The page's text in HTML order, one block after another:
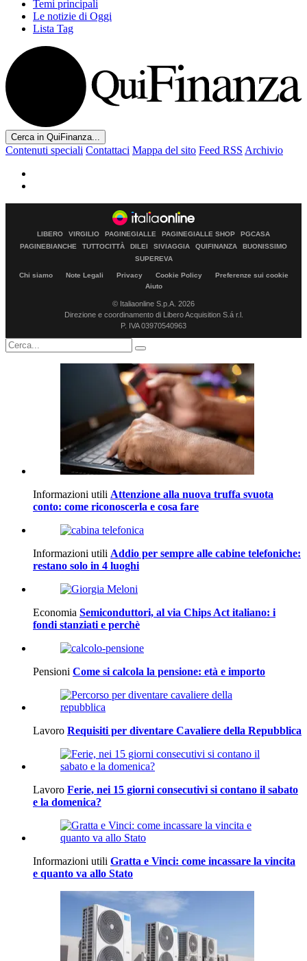
Temi principali
Le notizie di Oggi
Lista Tag
Cerca in QuiFinanza...
Contenuti speciali Contattaci Mappa del sito Feed RSS Archivio
LIBERO VIRGILIO PAGINEGIALLE PAGINEGIALLE SHOP
PGCASA
PAGINEBIANCHE
TUTTOCITTÀ DILEI SIVIAGGIA QUIFINANZA
BUONISSIMO
SUPEREVA
Chi siamo Note Legali Privacy Cookie Policy
Preferenze sui cookie
Aiuto
© Italiaonline S.p.A. 2026
Direzione e coordinamento di Libero Acquisition S.á r.l.
P. IVA 03970540963
Informazioni utili Attenzione alla nuova truffa svuota
conto: come riconoscerla e cosa fare
Informazioni utili Addio per sempre alle cabine telefoniche:
restano solo in 4 luoghi
Economia Semiconduttori, al via Chips Act italiano: i
fondi stanziati e perchè
Pensioni Come si calcola la pensione: età e importo
Lavoro Requisiti per diventare Cavaliere della Repubblica
Lavoro Ferie, nei 15 giorni consecutivi si contano il sabato
e la domenica?
Informazioni utili Gratta e Vinci: come incassare la vincita
e quanto va allo Stato